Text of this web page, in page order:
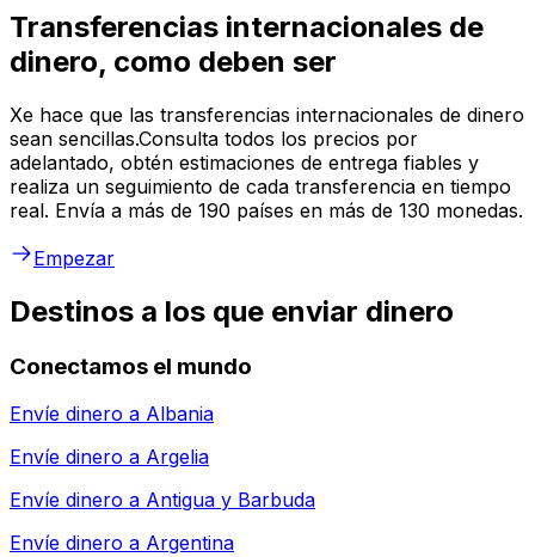
Transferencias internacionales de
dinero, como deben ser
Xe hace que las transferencias internacionales de dinero
sean sencillas.Consulta todos los precios por
adelantado, obtén estimaciones de entrega fiables y
realiza un seguimiento de cada transferencia en tiempo
real. Envía a más de 190 países en más de 130 monedas.
Empezar
Destinos a los que enviar dinero
Conectamos el mundo
Envíe dinero a Albania
Envíe dinero a Argelia
Envíe dinero a Antigua y Barbuda
Envíe dinero a Argentina